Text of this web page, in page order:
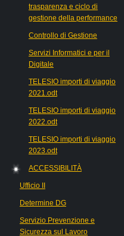
trasparenza e ciclo di
gestione della performance
Controllo di Gestione
Servizi Informatici e per il
Digitale
TELESIO importi di viaggio
2021.odt
TELESIO importi di viaggio
2022.odt
TELESIO importi di viaggio
2023.odt
ACCESSIBILITÀ
Ufficio II
Determine DG
Servizio Prevenzione e
Sicurezza sul Lavoro